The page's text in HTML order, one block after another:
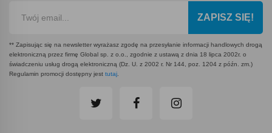
ZAPISZ SIĘ!
** Zapisując się na newsletter wyrażasz zgodę na przesyłanie informacji handlowych drogą
elektroniczną przez firmę Global sp. z o.o., zgodnie z ustawą z dnia 18 lipca 2002r. o
świadczeniu usług drogą elektroniczną (Dz. U. z 2002 r. Nr 144, poz. 1204 z późn. zm.)
Regulamin promocji dostępny jest tutaj